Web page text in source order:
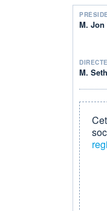
Factor,
-M. Jon
M.